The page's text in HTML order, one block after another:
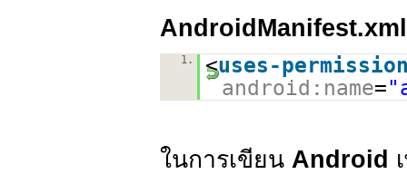
AndroidManifest.xml
1. <uses-
android:name=
ในการเขียน Android